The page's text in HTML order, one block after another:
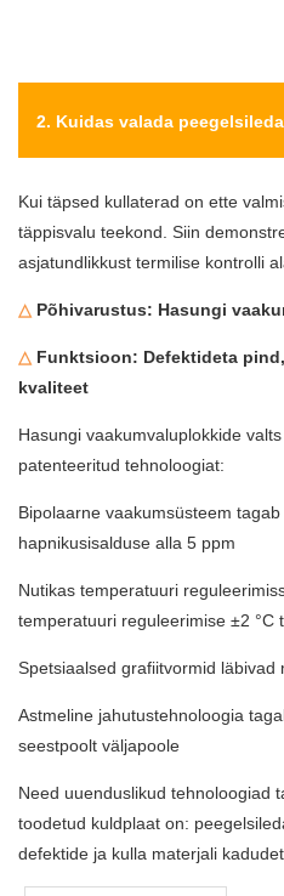
2. Kuidas valada
Kui täpsed kullaterad on ette
täppisvalu teekond. Siin
asjatundlikkust termilise kontrolli
△ Põhivarustus: Hasungi
△ Funktsioon: Defektideta
kvaliteet
Hasungi vaakumvaluplokkide valts
patenteeritud tehnoloogiat:
Bipolaarne vaakumsüsteem
hapnikusisalduse alla 5 ppm
Nutikas temperatuuri
temperatuuri reguleerimise ±2 °C
Spetsiaalsed grafiitvormid
Astmeline jahutustehnoloogia
seestpoolt väljapoole
Need uuenduslikud tehnoloogiad
toodetud kuldplaat on:
defektide ja kulla materjali